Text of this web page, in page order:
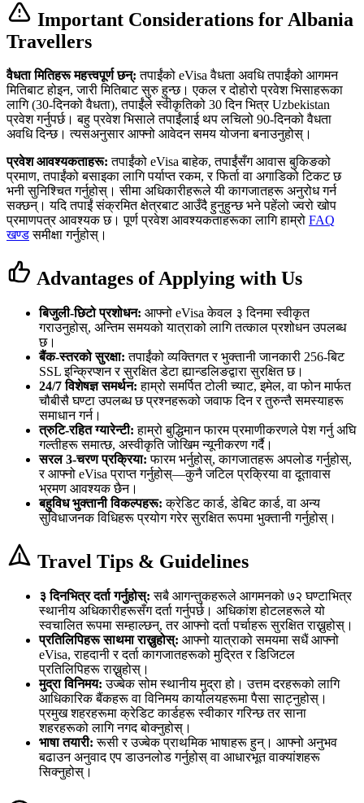
Important Considerations for Albania
Travellers
वैधता मितिहरू महत्त्वपूर्ण छन्: तपाईंको eVisa वैधता अवधि तपाईंको आगमन
मितिबाट होइन, जारी मितिबाट सुरु हुन्छ। एकल र दोहोरो प्रवेश भिसाहरूका
लागि (30-दिनको वैधता), तपाईंले स्वीकृतिको 30 दिन भित्र Uzbekistan
प्रवेश गर्नुपर्छ। बहु प्रवेश भिसाले तपाईंलाई थप लचिलो 90-दिनको वैधता
अवधि दिन्छ। त्यसअनुसार आफ्नो आवेदन समय योजना बनाउनुहोस्।
प्रवेश आवश्यकताहरू: तपाईंको eVisa बाहेक, तपाईंसँग आवास बुकिङको
प्रमाण, तपाईंको बसाइका लागि पर्याप्त रकम, र फिर्ता वा अगाडिको टिकट छ
भनी सुनिश्चित गर्नुहोस्। सीमा अधिकारीहरूले यी कागजातहरू अनुरोध गर्न
सक्छन्। यदि तपाईं संक्रमित क्षेत्रबाट आउँदै हुनुहुन्छ भने पहेंलो ज्वरो खोप
प्रमाणपत्र आवश्यक छ। पूर्ण प्रवेश आवश्यकताहरूका लागि हाम्रो FAQ
खण्डसमीक्षा गर्नुहोस्।
Advantages of Applying with Us
बिजुली-छिटो प्रशोधन: आफ्नो eVisa केवल ३ दिनमा स्वीकृत
गराउनुहोस्, अन्तिम समयको यात्राको लागि तत्काल प्रशोधन उपलब्ध
छ।
बैंक-स्तरको सुरक्षा: तपाईंको व्यक्तिगत र भुक्तानी जानकारी 256-बिट
SSL इन्क्रिप्शन र सुरक्षित डेटा ह्यान्डलिङद्वारा सुरक्षित छ।
24/7 विशेषज्ञ समर्थन: हाम्रो समर्पित टोली च्याट, इमेल, वा फोन मार्फत
चौबीसै घण्टा उपलब्ध छ प्रश्नहरूको जवाफ दिन र तुरुन्तै समस्याहरू
समाधान गर्न।
त्रुटि-रहित ग्यारेन्टी: हाम्रो बुद्धिमान फारम प्रमाणीकरणले पेश गर्नु अघि
गल्तीहरू समात्छ, अस्वीकृति जोखिम न्यूनीकरण गर्दै।
सरल 3-चरण प्रक्रिया: फारम भर्नुहोस्, कागजातहरू अपलोड गर्नुहोस्,
र आफ्नो eVisa प्राप्त गर्नुहोस्—कुनै जटिल प्रक्रिया वा दूतावास
भ्रमण आवश्यक छैन।
बहुविध भुक्तानी विकल्पहरू: क्रेडिट कार्ड, डेबिट कार्ड, वा अन्य
सुविधाजनक विधिहरू प्रयोग गरेर सुरक्षित रूपमा भुक्तानी गर्नुहोस्।
Travel Tips & Guidelines
३ दिनभित्र दर्ता गर्नुहोस्: सबै आगन्तुकहरूले आगमनको ७२ घण्टाभित्र
स्थानीय अधिकारीहरूसँग दर्ता गर्नुपर्छ। अधिकांश होटलहरूले यो
स्वचालित रूपमा सम्हाल्छन्, तर आफ्नो दर्ता पर्चाहरू सुरक्षित राख्नुहोस्।
प्रतिलिपिहरू साथमा राख्नुहोस्: आफ्नो यात्राको समयमा सधैं आफ्नो
eVisa, राहदानी र दर्ता कागजातहरूको मुद्रित र डिजिटल
प्रतिलिपिहरू राख्नुहोस्।
मुद्रा विनिमय: उज्बेक सोम स्थानीय मुद्रा हो। उत्तम दरहरूको लागि
आधिकारिक बैंकहरू वा विनिमय कार्यालयहरूमा पैसा साट्नुहोस्।
प्रमुख शहरहरूमा क्रेडिट कार्डहरू स्वीकार गरिन्छ तर साना
शहरहरूको लागि नगद बोक्नुहोस्।
भाषा तयारी: रूसी र उज्बेक प्राथमिक भाषाहरू हुन्। आफ्नो अनुभव
बढाउन अनुवाद एप डाउनलोड गर्नुहोस् वा आधारभूत वाक्यांशहरू
सिक्नुहोस्।